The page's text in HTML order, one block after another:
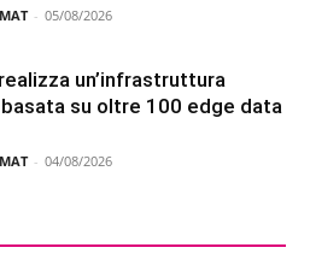
- 05/08/2026
un’infrastruttura
su oltre 100 edge data
- 04/08/2026